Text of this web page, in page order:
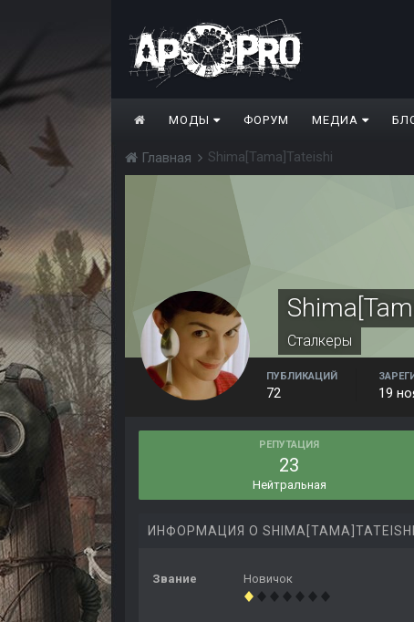
МОДЫ ФОРУМ МЕДИА
Главная Shima[Tama]Tateishi
Сталкеры
ПУБЛИКАЦИЙ
72 19
РЕПУТАЦИЯ
23
Нейтральная
ИНФОРМАЦИЯ О SHIMA[TAMA]TATEISHI
Звание Новичок